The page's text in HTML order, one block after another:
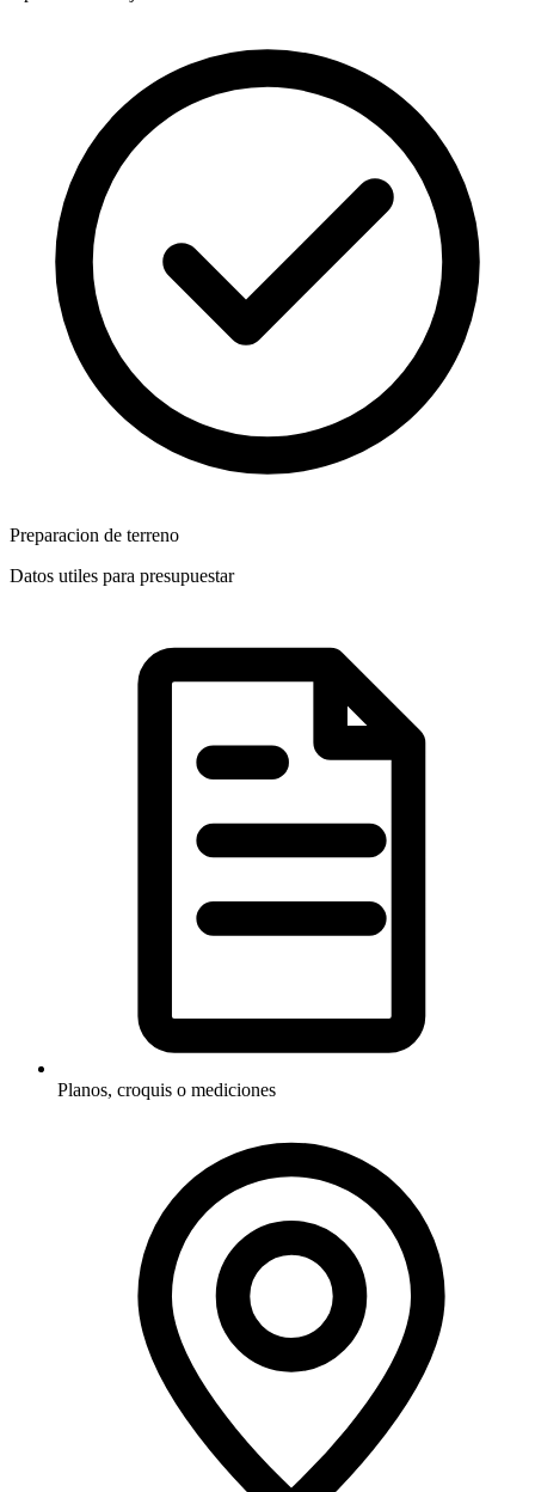
Preparacion de terreno
Datos utiles para presupuestar
Planos, croquis o mediciones